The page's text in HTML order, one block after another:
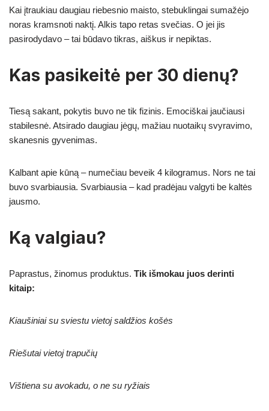
Kai įtraukiau daugiau riebesnio maisto, stebuklingai sumažėjo
noras kramsnoti naktį. Alkis tapo retas svečias. O jei jis
pasirodydavo – tai būdavo tikras, aiškus ir nepiktas.
Kas pasikeitė per 30 dienų?
Tiesą sakant, pokytis buvo ne tik fizinis. Emociškai jaučiausi
stabilesnė. Atsirado daugiau jėgų, mažiau nuotaikų svyravimo,
skanesnis gyvenimas.
Kalbant apie kūną – numečiau beveik 4 kilogramus. Nors ne tai
buvo svarbiausia. Svarbiausia – kad pradėjau valgyti be kaltės
jausmo.
Ką valgiau?
Paprastus, žinomus produktus. Tik išmokau juos derinti
kitaip:
Kiaušiniai su sviestu vietoj saldžios košės
Riešutai vietoj trapučių
Vištiena su avokadu, o ne su ryžiais